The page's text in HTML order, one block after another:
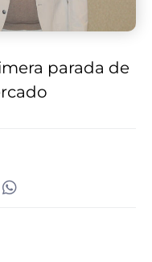
parada de